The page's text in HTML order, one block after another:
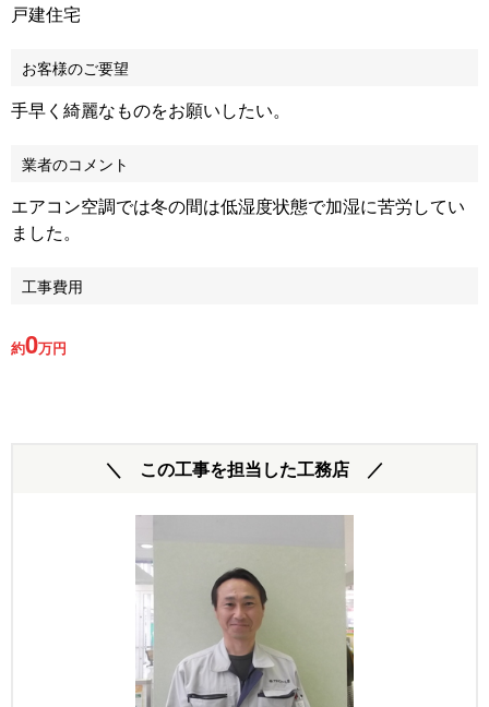
戸建住宅
お客様のご要望
手早く綺麗なものをお願いしたい。
業者のコメント
エアコン空調では冬の間は低湿度状態で加湿に苦労してい
ました。
工事費用
約0万円
＼ この工事を担当した工務店 ／